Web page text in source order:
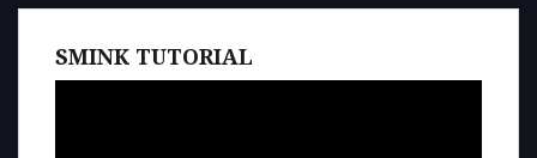
SMINK TUTORIAL